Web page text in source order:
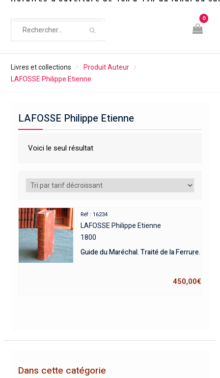
0
Livres et collections
Produit Auteur
LAFOSSE Philippe Etienne
LAFOSSE Philippe Etienne
Voici le seul résultat
Réf : 16234
LAFOSSE Philippe Etienne
1800
Guide du Maréchal. Traité de la Ferrure.
450,00€
Dans cette catégorie